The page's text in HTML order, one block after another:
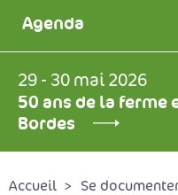
Agenda
29 - 30 mai 2026
50 ans de la ferme
Bordes
Accueil
Se